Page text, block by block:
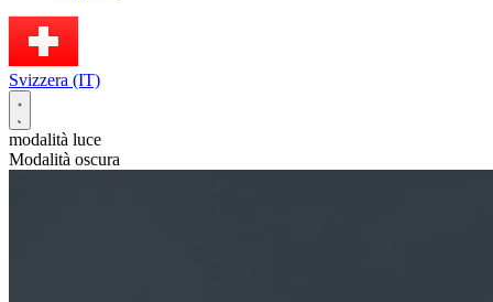
Svizzera (IT)
modalità luce
Modalità oscura